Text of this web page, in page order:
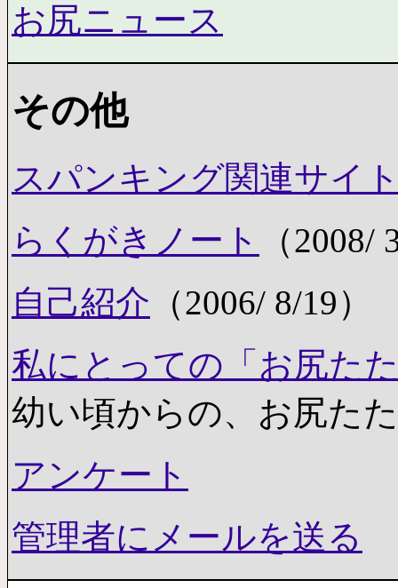
お尻ニュース
その他
スパンキング関連サイ
らくがきノート
（2008/
自己紹介 （2006/ 8/19）
私にとっての「お尻た
幼い頃からの、お尻た
アンケート
管理者にメールを送る